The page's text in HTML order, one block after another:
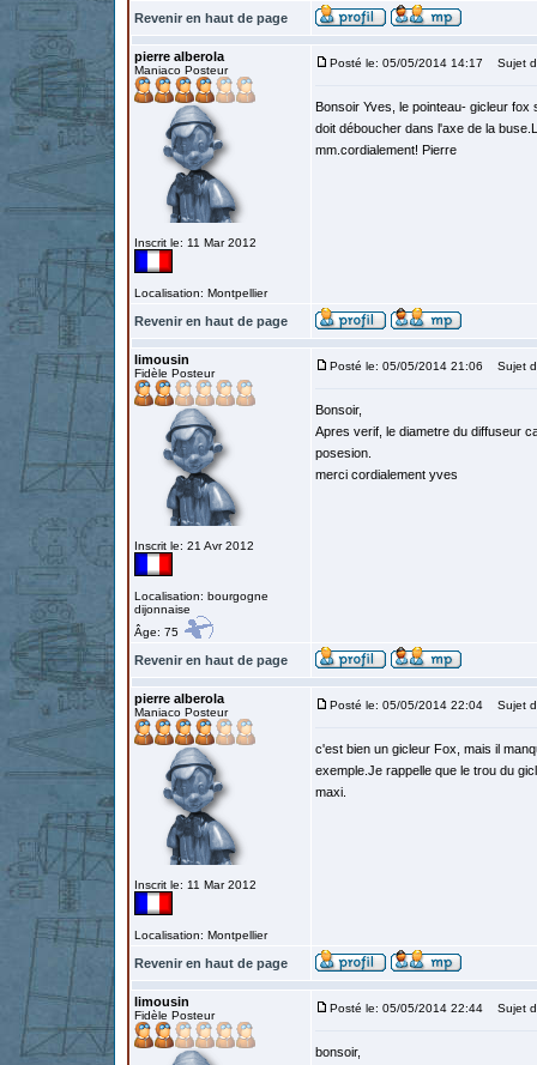
Revenir en haut de page
pierre alberola
Maniaco Posteur
Inscrit le: 11 Mar 2012
Localisation: Montpellier
Posté le: 05/05/2014 14:17 Sujet
Bonsoir Yves, le pointeau- gicleur
doit déboucher dans l'axe de la
mm.cordialement! Pierre
Revenir en haut de page
limousin
Fidèle Posteur
Inscrit le: 21 Avr 2012
Localisation: bourgogne
dijonnaise
Âge: 75
Posté le: 05/05/2014 21:06 Sujet
Bonsoir,
Apres verif, le diametre du diffuseur
posesion.
merci cordialement yves
Revenir en haut de page
pierre alberola
Maniaco Posteur
Inscrit le: 11 Mar 2012
Localisation: Montpellier
Posté le: 05/05/2014 22:04 Sujet
c'est bien un gicleur Fox, mais il
exemple.Je rappelle que le trou du
maxi.
Revenir en haut de page
limousin
Fidèle Posteur
Posté le: 05/05/2014 22:44 Sujet
bonsoir,